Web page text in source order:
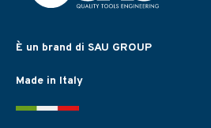
È un brand di SAU GROUP
Made in Italy